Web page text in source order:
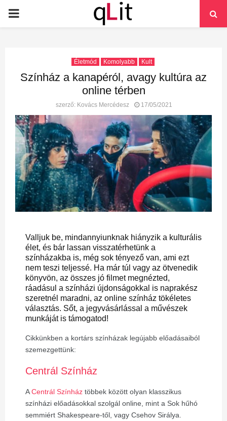
PRIMARY
Életmód Komolyabb Kult
Színház a kanapéról, avagy kultúra az
online térben
szerző: Kovács Mercédesz 17/05/2021
Valljuk be, mindannyiunknak hiányzik a kulturális
élet, és bár lassan visszatérhetünk a
színházakba is, még sok tényező van, ami ezt
nem teszi teljessé. Ha már túl vagy az ötvenedik
könyvön, az összes jó filmet megnézted,
ráadásul a színházi újdonságokkal is naprakész
szeretnél maradni, az online színház tökéletes
választás. Sőt, a jegyvásárlással a művészek
munkáját is támogatod!
Cikkünkben a kortárs színházak legújabb előadásaiból
szemezgettünk:
Centrál Színház
ACentrál Színház többek között olyan klasszikus
színházi előadásokkal szolgál online, mint a Sok hűhó
semmiért Shakespeare-től, vagy Csehov Sirálya.